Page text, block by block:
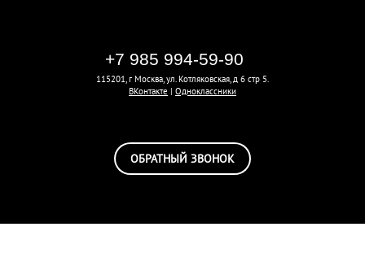
+7 985 994-59-90
115201, г Москва, ул. Котляковская, д 6 стр 5.
ВКонтакте | Одноклассники
ОБРАТНЫЙ ЗВОНОК